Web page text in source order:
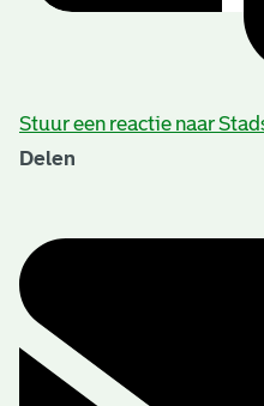
Stuur een reactie naar
Delen